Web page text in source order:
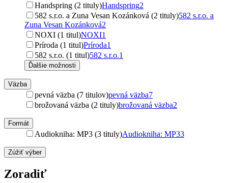
Handspring (2 tituly)Handspring2
582 s.r.o. a Zuna Vesan Kozánková (2 tituly)582 s.r.o. a
Zuna Vesan Kozánková2
NOXI (1 titul)NOXI1
Príroda (1 titul)Príroda1
582 s.r.o. (1 titul)582 s.r.o.1
Ďalšie možnosti
Väzba
pevná väzba (7 titulov)pevná väzba7
brožovaná väzba (2 tituly)brožovaná väzba2
Formát
Audiokniha: MP3 (3 tituly)Audiokniha: MP33
Zúžiť výber
Zoradiť